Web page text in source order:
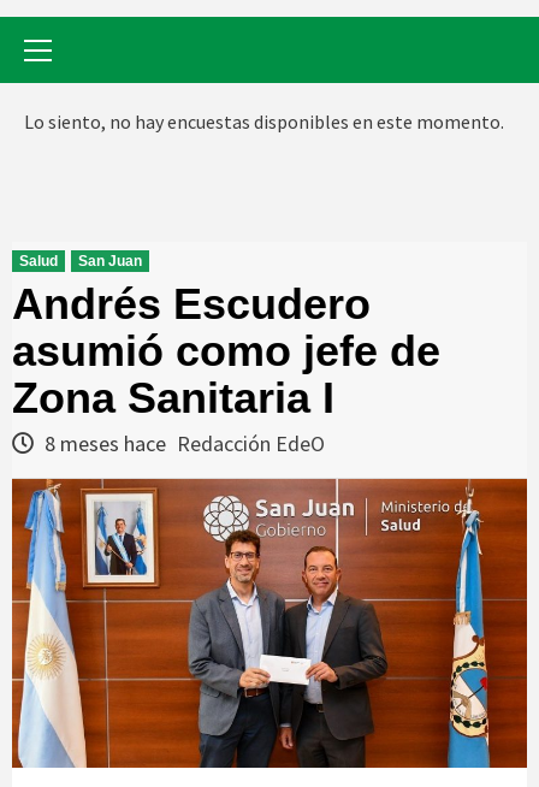
Lo siento, no hay encuestas disponibles en este momento.
Salud San Juan
Andrés Escudero
asumió como jefe de
Zona Sanitaria I
8 meses hace Redacción EdeO